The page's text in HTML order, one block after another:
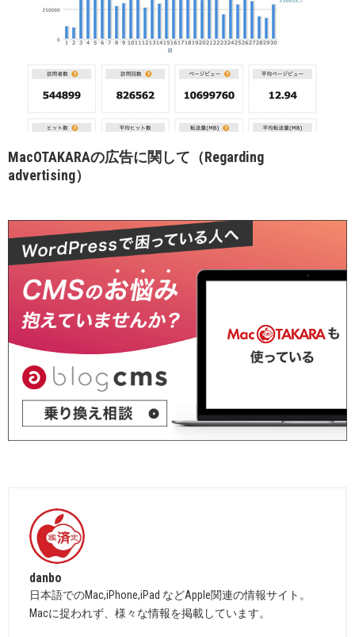
MacOTAKARAの広告に関して（Regarding
advertising）
danbo
日本語でのMac,iPhone,iPad などApple関連の情報サイト。
Macに捉われず、様々な情報を掲載しています。